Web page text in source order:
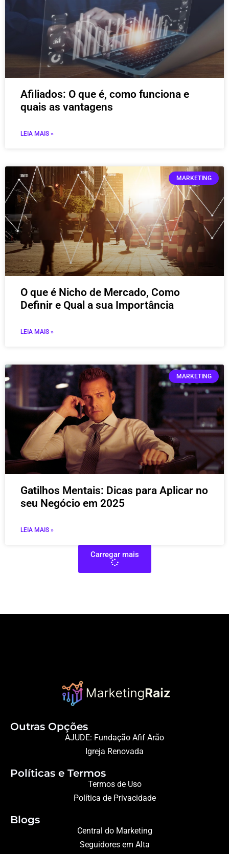
Afiliados: O que é, como funciona e
quais as vantagens
LEIA MAIS »
MARKETING
O que é Nicho de Mercado, Como
Definir e Qual a sua Importância
LEIA MAIS »
MARKETING
Gatilhos Mentais: Dicas para Aplicar no
seu Negócio em 2025
LEIA MAIS »
Carregar mais
Outras Opções
AJUDE: Fundação Afif Arão
Igreja Renovada
Políticas e Termos
Termos de Uso
Política de Privacidade
Blogs
Central do Marketing
Seguidores em Alta